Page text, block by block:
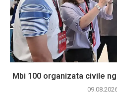
Mbi 100 organizata civile